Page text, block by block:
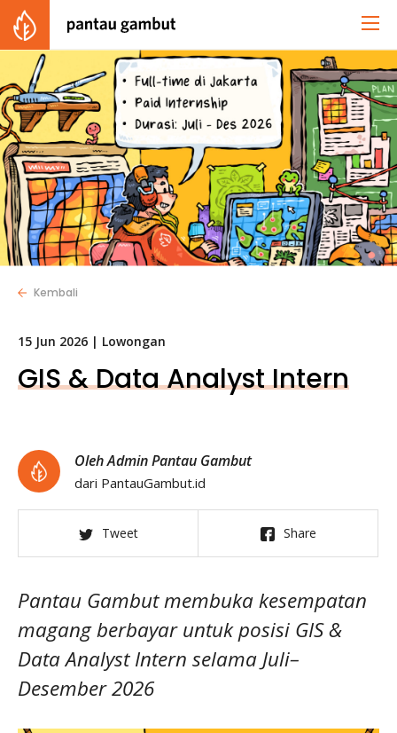
Kembali
15 Jun 2026 | Lowongan
GIS & Data Analyst Intern
Oleh Admin Pantau Gambut
dari PantauGambut.id
Tweet Share
Pantau Gambut membuka kesempatan
magang berbayar untuk posisi GIS &
Data Analyst Intern selama Juli–
Desember 2026